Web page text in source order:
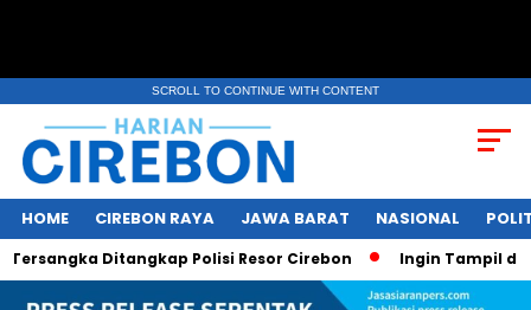
SCROLL TO CONTINUE WITH CONTENT
HOME CIREBON RAYA JAWA BARAT NASIONAL
Ditangkap Polisi Resor Cirebon Ingin Tampil di